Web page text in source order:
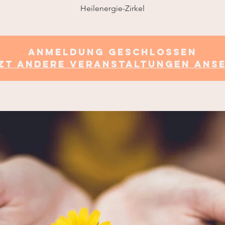
Heilenergie-Zirkel
Anmeldung geschlossen
andere Veranstaltungen